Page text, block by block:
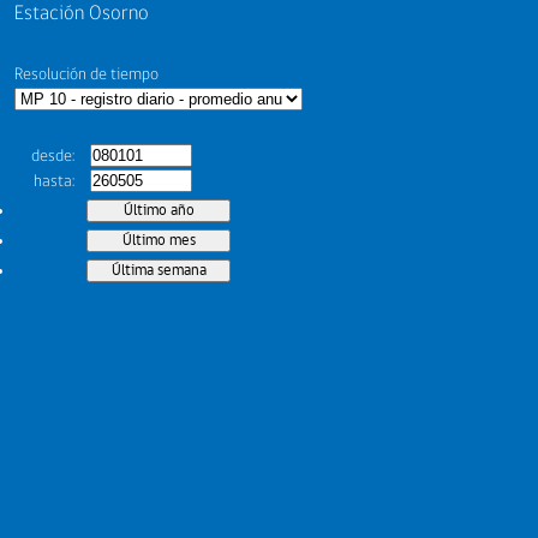
Estación Osorno
Resolución de tiempo
desde
hasta